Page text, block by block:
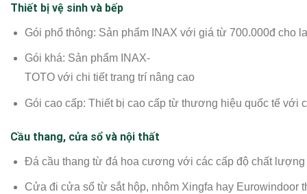
Thiết bị vệ sinh và bếp
Gói phổ thông: Sản phẩm INAX với giá từ 700.000đ cho
Gói khá: Sản phẩm INAX-
TOTO với chi tiết trang trí nâng cao
Gói cao cấp: Thiết bị cao cấp từ thương hiệu quốc tế với
Cầu thang, cửa sổ và nội thất
Đá cầu thang từ đá hoa cương với các cấp độ chất lượng
Cửa đi cửa sổ từ sắt hộp, nhôm Xingfa hay Eurowindoor